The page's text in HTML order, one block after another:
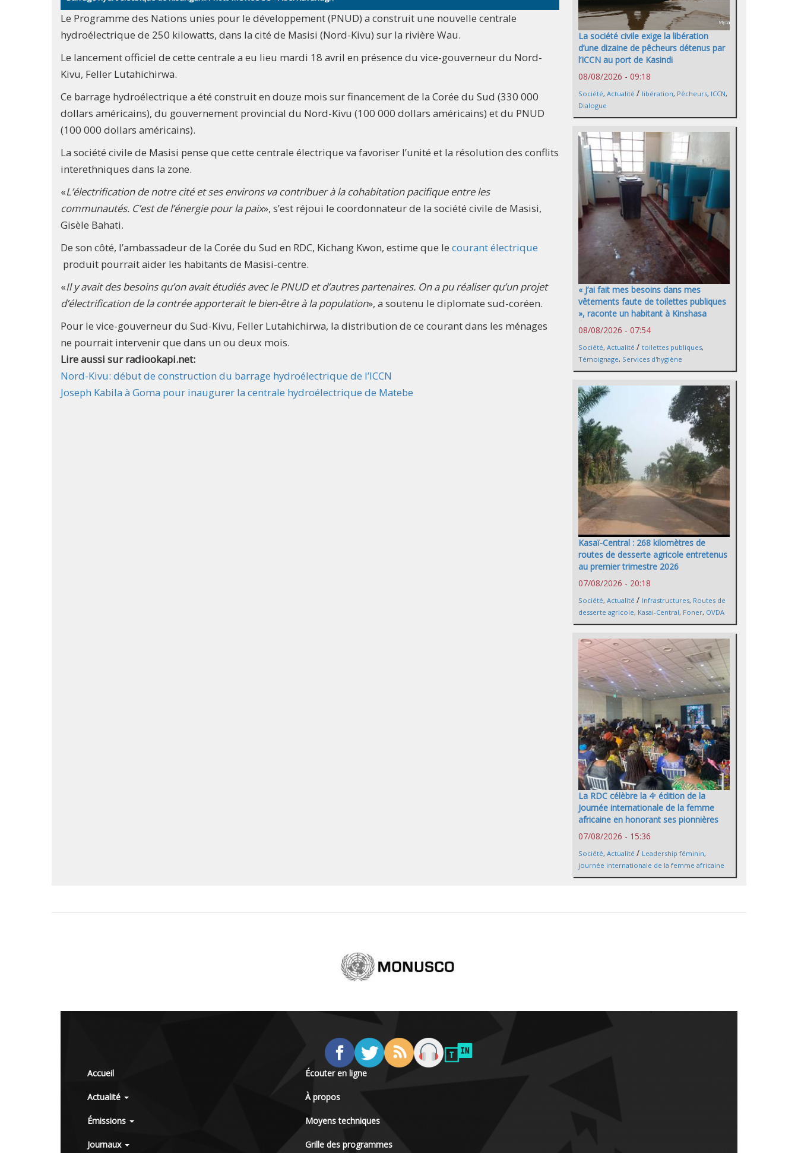
Le Programme des Nations unies pour le développement (PNUD) a construit une nouvelle centrale
hydroélectrique de 250 kilowatts, dans la cité de Masisi (Nord-Kivu) sur la rivière Wau.
Le lancement officiel de cette centrale a eu lieu mardi 18 avril en présence du vice-gouverneur du Nord-
Kivu, Feller Lutahichirwa.
Ce barrage hydroélectrique a été construit en douze mois sur financement de la Corée du Sud (330 000
dollars américains), du gouvernement provincial du Nord-Kivu (100 000 dollars américains) et du PNUD
(100 000 dollars américains).
La société civile de Masisi pense que cette centrale électrique va favoriser l’unité et la résolution des conflits
interethniques dans la zone.
«L’électrification de notre cité et ses environs va contribuer à la cohabitation pacifique entre les
communautés. C’est de l’énergie pour la paix», s’est réjoui le coordonnateur de la société civile de Masisi,
Gisèle Bahati.
De son côté, l’ambassadeur de la Corée du Sud en RDC, Kichang Kwon, estime que le courant électrique
produit pourrait aider les habitants de Masisi-centre.
«Il y avait des besoins qu’on avait étudiés avec le PNUD et d’autres partenaires. On a pu réaliser qu’un projet
d’électrification de la contrée apporterait le bien-être à la population», a soutenu le diplomate sud-coréen.
Pour le vice-gouverneur du Sud-Kivu, Feller Lutahichirwa, la distribution de ce courant dans les ménages
ne pourrait intervenir que dans un ou deux mois.
Lire aussi sur radiookapi.net:
Nord-Kivu: début de construction du barrage hydroélectrique de l’ICCN
Joseph Kabila à Goma pour inaugurer la centrale hydroélectrique de Matebe
La société civile exige la libération
d’une dizaine de pêcheurs détenus par
l’ICCN au port de Kasindi
08/08/2026 - 09:18
Société, Actualité / libération, Pêcheurs, ICCN,
Dialogue
« J’ai fait mes besoins dans mes
vêtements faute de toilettes publiques
», raconte un habitant à Kinshasa
08/08/2026 - 07:54
Société, Actualité / toilettes publiques,
Témoignage, Services d'hygiène
Kasaï-Central : 268 kilomètres de
routes de desserte agricole entretenus
au premier trimestre 2026
07/08/2026 - 20:18
Société, Actualité / Infrastructures, Routes de
desserte agricole, Kasai-Central, Foner, OVDA
La RDC célèbre la 4ᵉ édition de la
Journée internationale de la femme
africaine en honorant ses pionnières
07/08/2026 - 15:36
Société, Actualité / Leadership féminin,
journée internationale de la femme africaine
Accueil
Actualité
Émissions
Journaux
Écouter en ligne
À propos
Moyens techniques
Grille des programmes